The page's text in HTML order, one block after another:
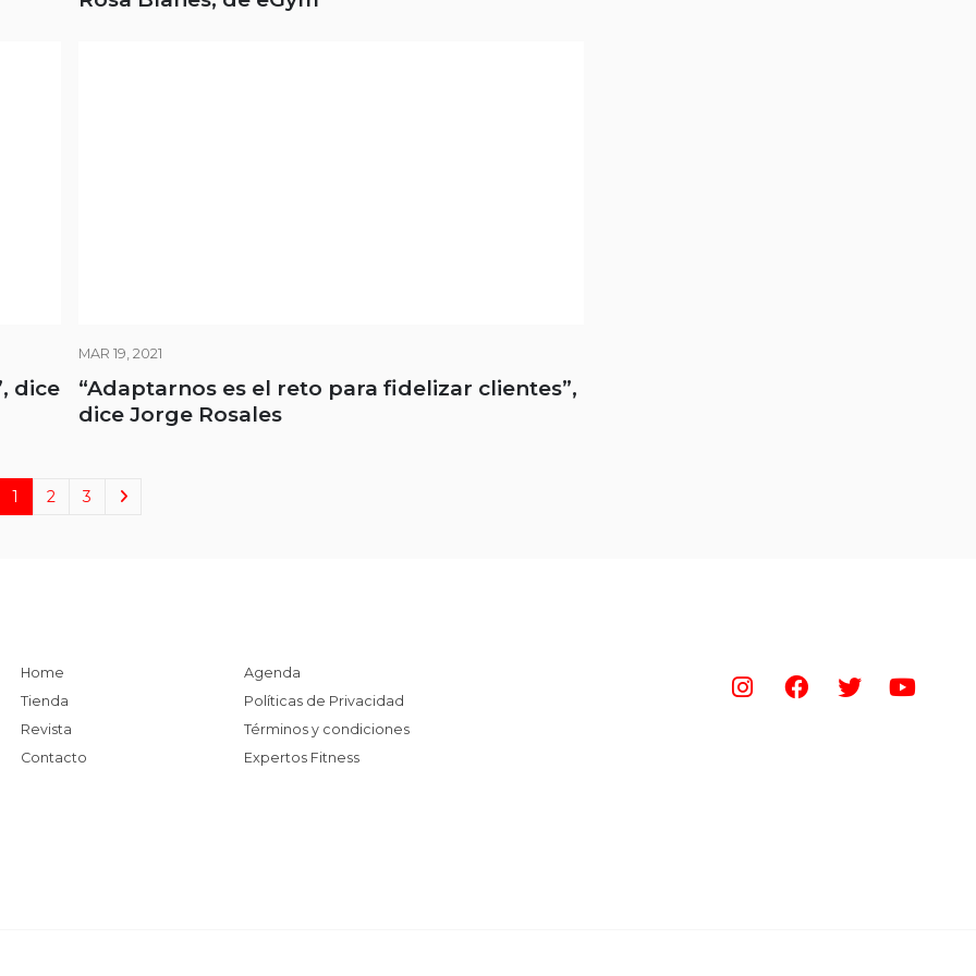
dice
MAR 19, 2021
“Adaptarnos es el reto para fidelizar clientes”,
dice Jorge Rosales
1 2 3
Home
Tienda
Revista
Contacto
Agenda
Políticas de Privacidad
Términos y condiciones
Expertos Fitness